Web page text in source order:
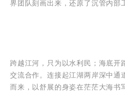
界团队刻画出来，还原了沉管内部
跨越江河，只为以水利民；海底开
交流合作。连接起江湖两岸深中通
而来，以舒展的身姿在茫茫大海书